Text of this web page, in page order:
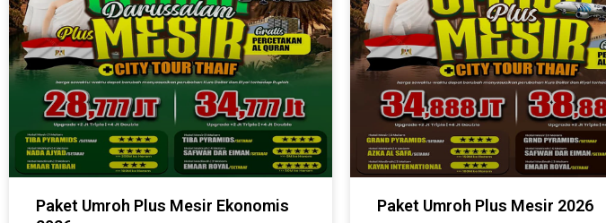
Paket Umroh Plus Mesir Ekonomis
Paket Umroh Plus Mesir 2026